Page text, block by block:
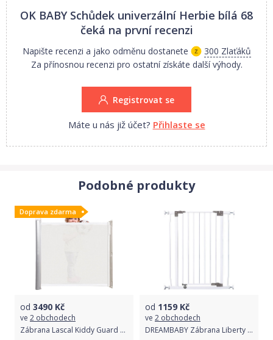
OK BABY Schůdek univerzální Herbie bílá 68
čeká na první recenzi
Napište recenzi a jako odměnu dostanete
300 Zlaťáků
Za přínosnou recenzi pro ostatní získáte další výhody.
Registrovat se
Máte u nás již účet? Přihlaste se
Podobné produkty
Doprava zdarma
od 3490 Kč
ve 2 obchodech
Zábrana Lascal Kiddy Guard Accent Bílá 2019
od 1159 Kč
ve 2 obchodech
DREAMBABY Zábrana Liberty bezpečnostní extra-vysoká 75-81 cm bílá